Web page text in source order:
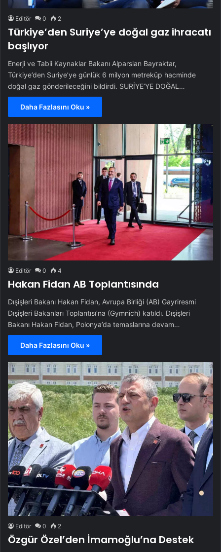
Editör 0 2
Türkiye’den Suriye’ye doğal gaz ihracatı
başlıyor
Enerji ve Tabii Kaynaklar Bakanı Alparslan Bayraktar,
Türkiye’den Suriye’ye günlük 6 milyon metreküp hacminde
doğal gaz gönderileceğini bildirdi. SURİYE’YE DOĞAL…
Daha Fazlasını Oku »
Editör 0 4
Hakan Fidan AB Toplantısında
Dışişleri Bakanı Hakan Fidan, Avrupa Birliği (AB) Gayriresmi
Dışişleri Bakanları Toplantısı’na (Gymnich) katıldı. Dışişleri
Bakanı Hakan Fidan, Polonya’da temaslarına devam…
Daha Fazlasını Oku »
Editör 0 2
Özgür Özel’den İmamoğlu’na Destek